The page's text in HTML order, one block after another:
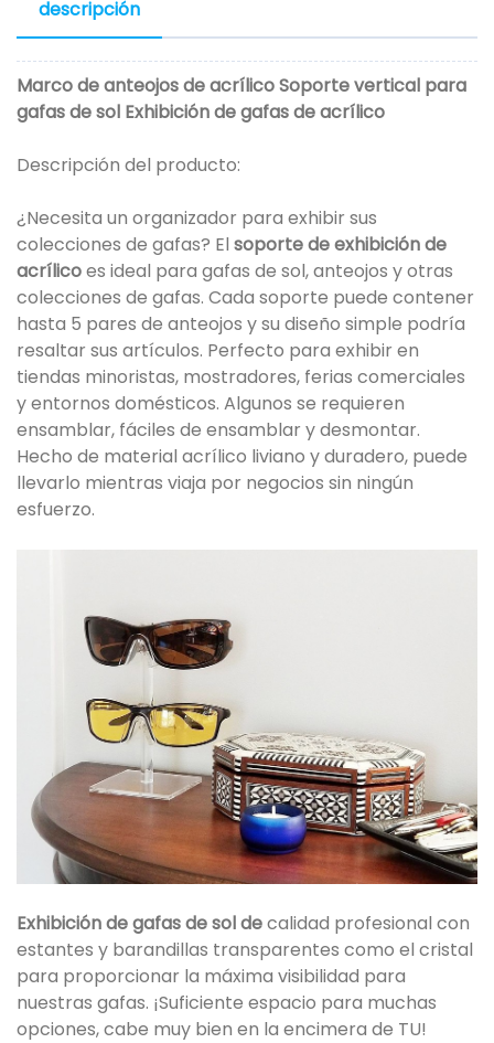
descripción
Marco de anteojos de acrílico Soporte vertical para
gafas de sol Exhibición de gafas de acrílico
Descripción del producto:
¿Necesita un organizador para exhibir sus
colecciones de gafas? El soporte de exhibición de
acrílicoes ideal para gafas de sol, anteojos y otras
colecciones de gafas. Cada soporte puede contener
hasta 5 pares de anteojos y su diseño simple podría
resaltar sus artículos. Perfecto para exhibir en
tiendas minoristas, mostradores, ferias comerciales
y entornos domésticos. Algunos se requieren
ensamblar, fáciles de ensamblar y desmontar.
Hecho de material acrílico liviano y duradero, puede
llevarlo mientras viaja por negocios sin ningún
esfuerzo.
Exhibición de gafas de sol decalidad profesional con
estantes y barandillas transparentes como el cristal
para proporcionar la máxima visibilidad para
nuestras gafas. ¡Suficiente espacio para muchas
opciones, cabe muy bien en la encimera de TU!